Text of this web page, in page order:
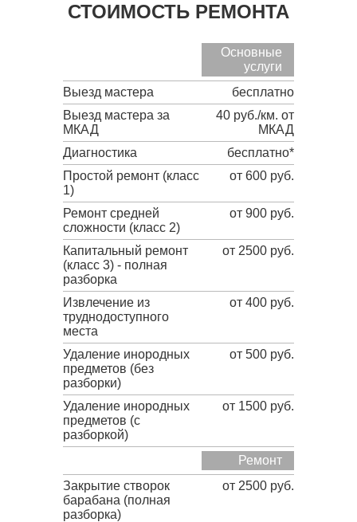
СТОИМОСТЬ РЕМОНТА
Основные
услуги
Выезд мастера
бесплатно
Выезд мастера за
МКАД
40 руб./км. от
МКАД
Диагностика
бесплатно*
Простой ремонт (класс
1)
от 600 руб.
Ремонт средней
сложности (класс 2)
от 900 руб.
Капитальный ремонт
(класс 3) - полная
разборка
от 2500 руб.
Извлечение из
труднодоступного
места
от 400 руб.
Удаление инородных
предметов (без
разборки)
от 500 руб.
Удаление инородных
предметов (с
разборкой)
от 1500 руб.
Ремонт
Закрытие створок
барабана (полная
разборка)
от 2500 руб.